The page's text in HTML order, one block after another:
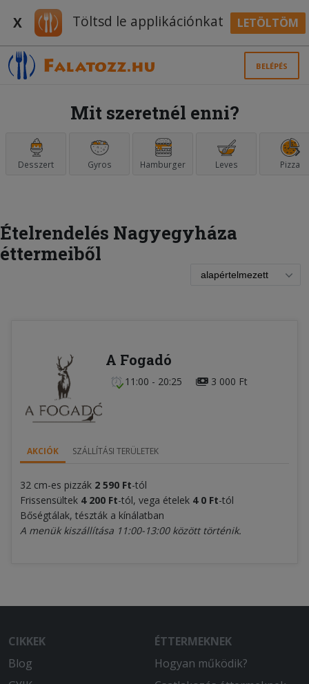
X Töltsd le applikációnkat LETÖLTÖM
BELÉPÉS
Mit szeretnél enni?
Desszert Gyros Hamburger Leves Pizza
Ételrendelés Nagyegyháza
éttermeiből
A Fogadó
11:00 - 20:25 3 000 Ft
AKCIÓK SZÁLLÍTÁSI TERÜLETEK
32 cm-es pizzák 2 590 Ft-tól
Frissensültek 4 200 Ft-tól, vega ételek 4 0 Ft-tól
Bőségtálak, tészták a kínálatban
A menük kiszállítása 11:00-13:00 között történik.
CIKKEK
Blog
ÉTTERMEKNEK
Hogyan működik?